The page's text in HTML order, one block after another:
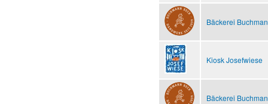
Bäckerei
Kiosk Josefwiese
Bäckerei